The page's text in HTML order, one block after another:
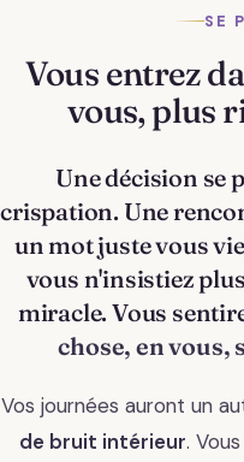
SE
Vous entrez
vous, plus
Une décision se
crispation. Une
un mot juste vous
vous n'insistiez
miracle. Vous
chose, en vous,
Vos journées auront un
de bruit intérieur.